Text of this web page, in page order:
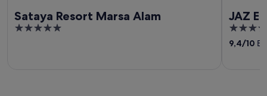
Sataya Resort Marsa Alam
5
JAZ
5
out
9,4/10